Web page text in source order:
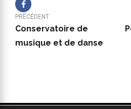
PRÉCÉDENT
Conservatoire de
musique et de danse